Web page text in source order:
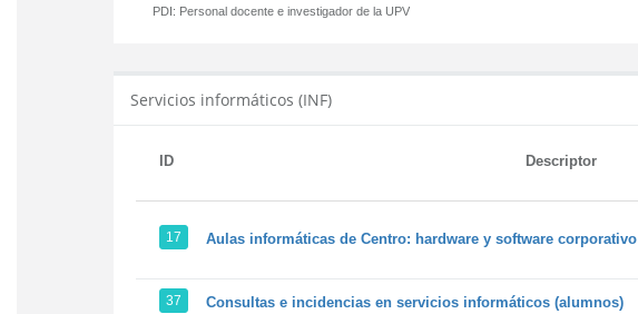
PDI: Personal docente e investigador de la UPV
Servicios informáticos (INF)
ID Descriptor
17 Aulas informáticas de Centro: hardware y software corporativo
37 Consultas e incidencias en servicios informáticos (alumnos)